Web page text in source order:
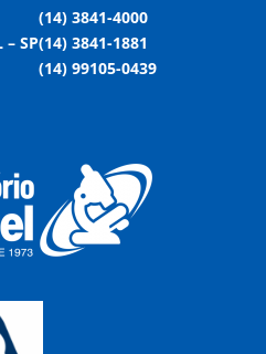
– SP
(14) 3841-4000
(14) 3841-1881
(14) 99105-0439